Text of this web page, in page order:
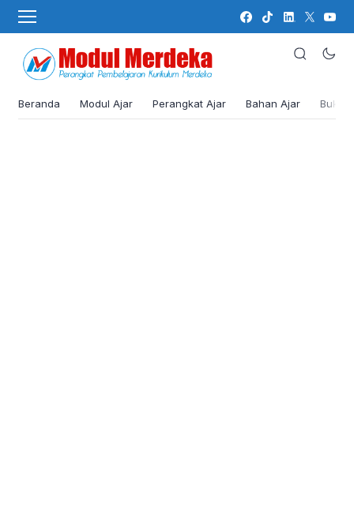
Beranda Modul Ajar Perangkat Ajar Bahan Ajar Buku